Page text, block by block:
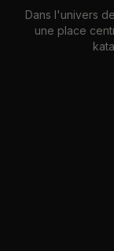
Dans l'univers
une place